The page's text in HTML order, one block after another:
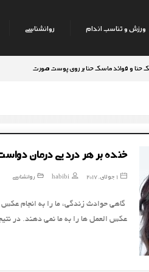
ورزش و تناسب اندام روانشناسی
ماسک حنا بر روی پوست صورت
خنده بر هر درد بی درمان
1 جولای, 2017 habibi روانشناسی
گاهي حوادث زندگي، ما را به انجام عکس
عکس ‌العمل‌ ها را به ما نمي ‌دهند. در